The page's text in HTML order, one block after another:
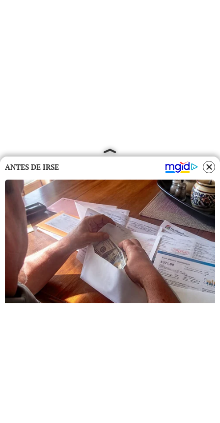
ANTES DE IRSE